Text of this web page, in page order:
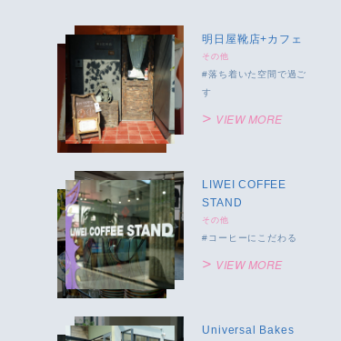
明日屋靴店+カフェ
その他
落ち着いた空間で過ご
す
VIEW MORE
LIWEI COFFEE
STAND
その他
コーヒーにこだわる
VIEW MORE
Universal Bakes